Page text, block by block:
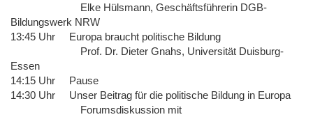
Elke Hülsmann, Geschäftsführerin DGB-
Bildungswerk NRW
13:45 Uhr Europa braucht politische Bildung
Prof. Dr. Dieter Gnahs, Universität Duisburg-
Essen
14:15 Uhr Pause
14:30 Uhr Unser Beitrag für die politische Bildung in Europa
Forumsdiskussion mit